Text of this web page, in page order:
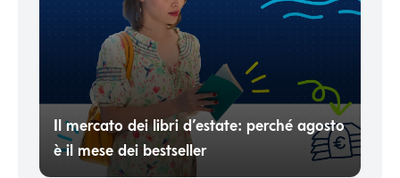
Il mercato dei libri d’estate: perché agosto
è il mese dei bestseller